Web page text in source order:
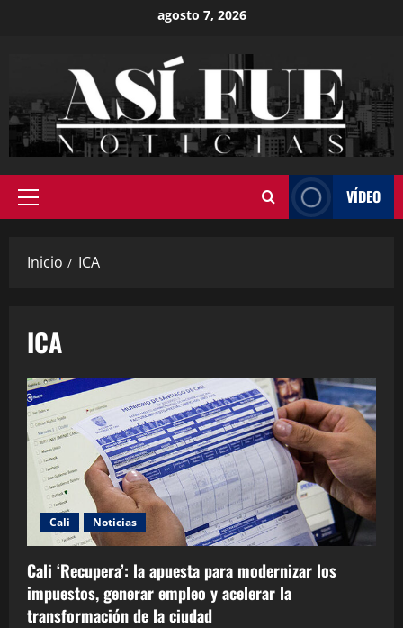
agosto 7, 2026
VÍDEO
Inicio ICA
ICA
Cali Noticias
Cali ‘Recupera’: la apuesta para modernizar los
impuestos, generar empleo y acelerar la
transformación de la ciudad